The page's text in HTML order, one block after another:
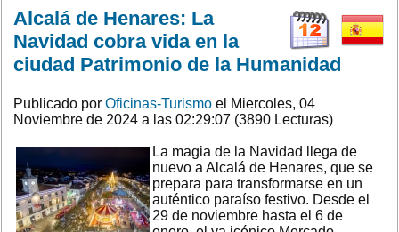
Alcalá de Henares: La
Navidad cobra vida en la
ciudad Patrimonio de la Humanidad
Publicado por Oficinas-Turismo el Miercoles, 04
Noviembre de 2024 a las 02:29:07 (3890 Lecturas)
La magia de la Navidad llega de
nuevo a Alcalá de Henares, que se
prepara para transformarse en un
auténtico paraíso festivo. Desde el
29 de noviembre hasta el 6 de